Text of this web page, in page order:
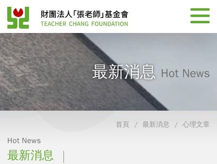
最新消息 Hot News
首頁 最新消息 心理文章
Hot News
最新消息